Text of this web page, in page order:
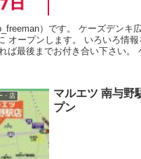
。 ケーズデンキ広島本店が 2020年2
す。 いろいろ情報を収集してみまし
・店
マルエツ 南与野
プン